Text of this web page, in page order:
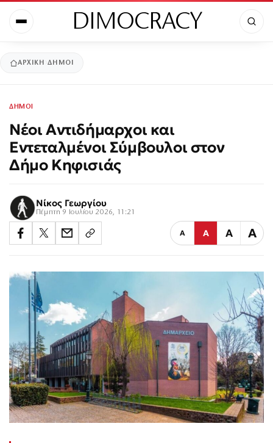
DIMOCRACY
ΑΡΧΙΚΉ ΔΗΜΟΙ
ΔΗΜΟΙ
Νέοι Αντιδήμαρχοι και
Εντεταλμένοι Σύμβουλοι στον
Δήμο Κηφισιάς
Νίκος Γεωργίου
Πέμπτη 9 Ιουλίου 2026, 11:21
Α Α Α Α